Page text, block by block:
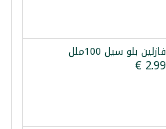
فازلين بلو سيل 100ملل